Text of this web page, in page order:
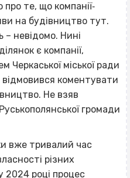
те, що компанії‐
на будівництво тут.
невідомо. Нині
є компанії,
Черкаської міської ради
коментувати
Не взяв
громади
вже тривалий час
різних
2024 році процес